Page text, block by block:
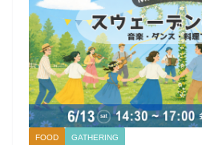
FOOD GATHERING